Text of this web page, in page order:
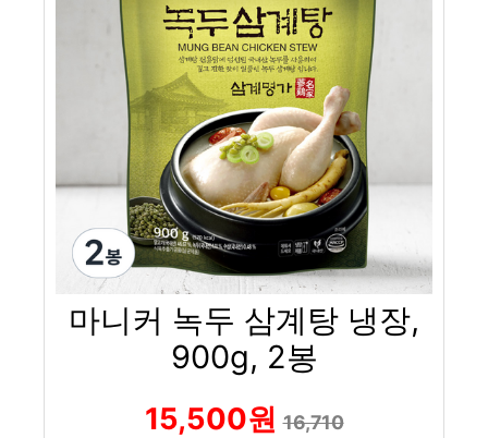
마니커 녹두 삼계탕 냉장,
900g, 2봉
15,500원16,710